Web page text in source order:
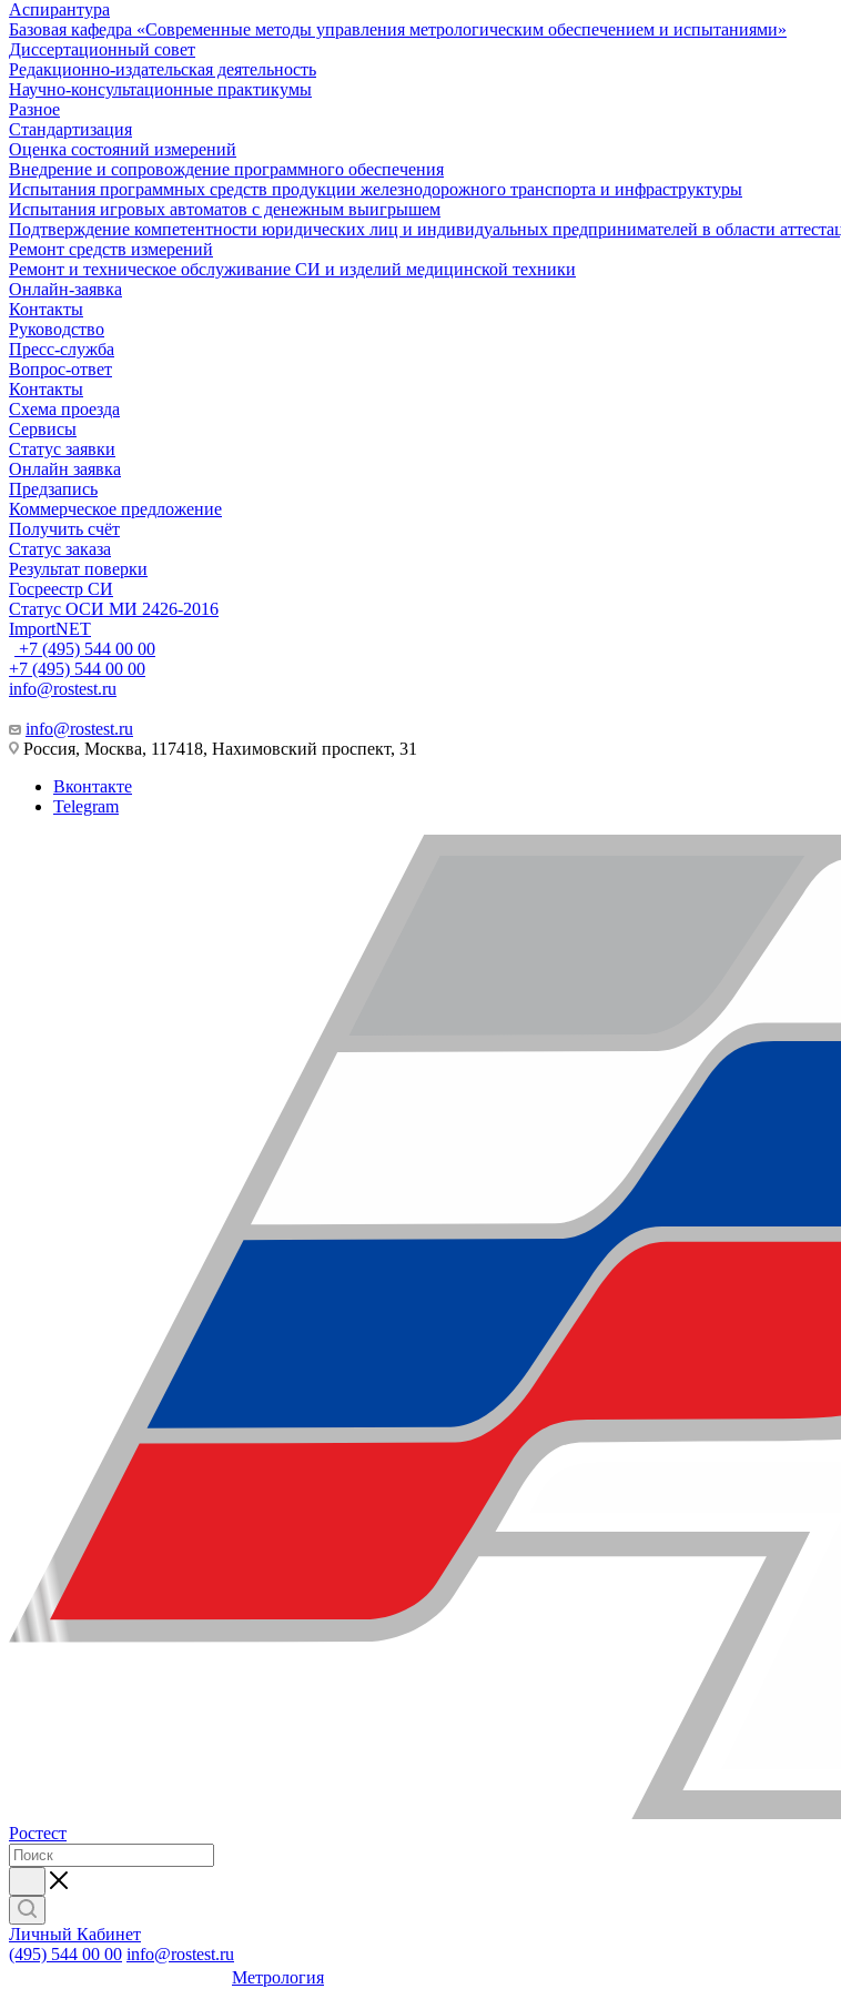
Аспирантура
Базовая кафедра «Современные методы управления метрологическим обеспечением и испытаниями»
Диссертационный совет
Редакционно-издательская деятельность
Научно-консультационные практикумы
Разное
Стандартизация
Оценка состояний измерений
Внедрение и сопровождение программного обеспечения
Испытания программных средств продукции железнодорожного транспорта и инфраструктуры
Испытания игровых автоматов с денежным выигрышем
Подтверждение компетентности юридических лиц и индивидуальных предпринимателей в области
Ремонт средств измерений
Ремонт и техническое обслуживание СИ и изделий медицинской техники
Онлайн-заявка
Контакты
Руководство
Пресс-служба
Вопрос-ответ
Контакты
Схема проезда
Сервисы
Статус заявки
Онлайн заявка
Предзапись
Коммерческое предложение
Получить счёт
Статус заказа
Результат поверки
Госреестр СИ
Статус ОСИ МИ 2426-2016
ImportNET
+7 (495) 544 00 00
+7 (495) 544 00 00
info@rostest.ru
info@rostest.ru
Россия, Москва, 117418, Нахимовский проспект, 31
Вконтакте
Telegram
Ростест
Личный Кабинет
(495) 544 00 00 info@rostest.ru
Метрология